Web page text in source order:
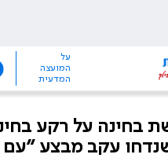
על
המועצה
המדעית
בחינה על רקע
עקב מבצע ״עם